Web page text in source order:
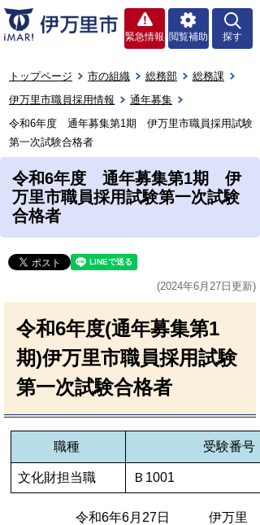
緊急情報 閲覧補助 探す
トップページ 市の組織 総務部
総務課
伊万里市職員採用情報
通年募集
令和6年度 通年募集第1期 伊万里市職員採用試験
第一次試験合格者
令和6年度 通年募集第1期 伊
万里市職員採用試験第一次試験
合格者
(2024年6月27日更新)
令和6年度(通年募集第1
期)伊万里市職員採用試験
第一次試験合格者
職種 受験番号
文化財担当職 Ｂ1001
令和6年6月27日 伊万里